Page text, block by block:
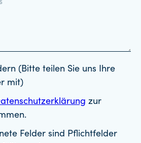
(Bitte teilen Sie uns Ihre
mit)
zur
Felder sind Pflichtfelder